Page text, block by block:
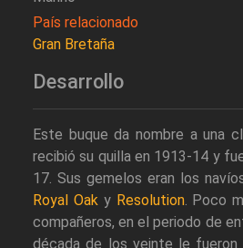
País relacionado
Gran Bretaña
Desarrollo
Este buque da nombre a una
recibió su quilla en 1913-14 y
17. Sus gemelos eran los
Royal Oak y Resolution. Poco
compañeros, en el periodo de
década de los veinte le fueron